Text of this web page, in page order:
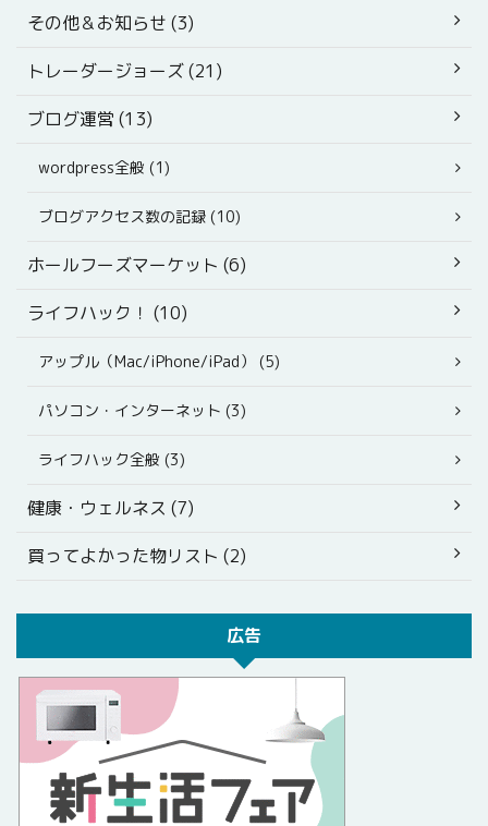
その他＆お知らせ (3)
トレーダージョーズ (21)
ブログ運営 (13)
wordpress全般 (1)
ブログアクセス数の記録 (10)
ホールフーズマーケット (6)
ライフハック！ (10)
アップル（Mac/iPhone/iPad） (5)
パソコン・インターネット (3)
ライフハック全般 (3)
健康・ウェルネス (7)
買ってよかった物リスト (2)
広告